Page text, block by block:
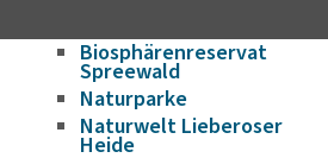
Biosphärenreservat
Spreewald
Naturparke
Naturwelt Lieberoser
Heide